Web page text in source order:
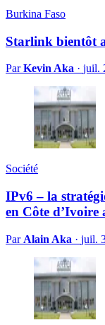
Burkina Faso
Starlink bientôt
ParKevin Aka · juil.
Société
IPv6 – la
en Côte d’Ivoire
Par Alain Aka · juil.